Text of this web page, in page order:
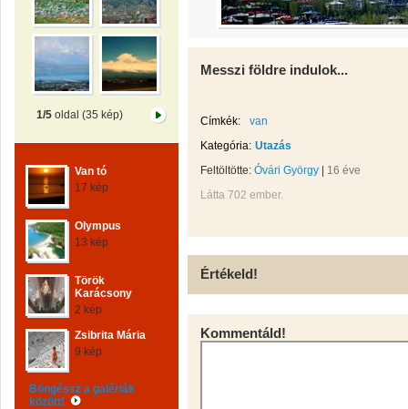
1/5oldal (35 kép)
Van tó
17 kép
Olympus
13 kép
Török
Karácsony
2 kép
Zsibrita Mária
9 kép
Böngéssz a galériák
között!
Messzi földre indulok...
Címkék:
van
Kategória: Utazás
Feltöltötte: Óvári György
16 éve
Látta 702 ember.
Értékeld!
Kommentáld!